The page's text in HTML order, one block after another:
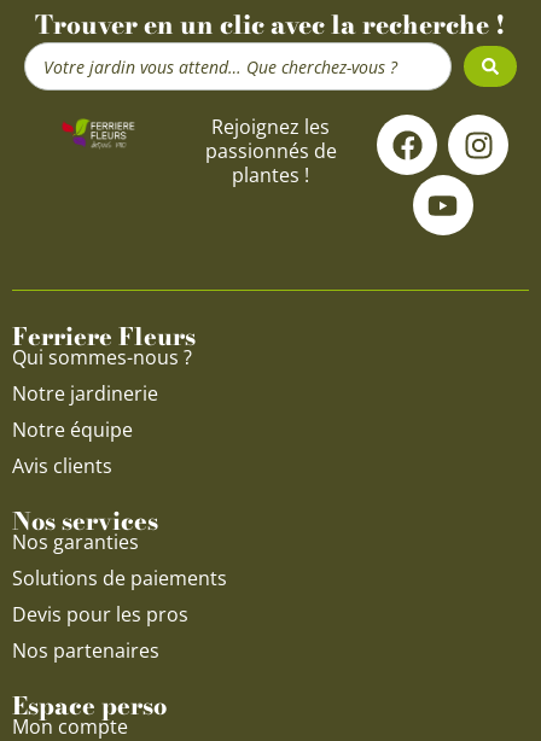
Trouver en un clic avec la recherche !
Search
...
Rejoignez les
passionnés de
plantes !
F
a
c
e
o
I
n
s
g
Y
o
u
t
u
b
Ferriere Fleurs
Qui sommes-nous ?
Notre jardinerie
Notre équipe
Avis clients
Nos services
Nos garanties
Solutions de paiements
Devis pour les pros
Nos partenaires
Espace perso
Mon compte